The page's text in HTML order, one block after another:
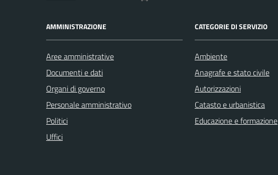
AMMINISTRAZIONE
Aree amministrative
Documenti e dati
Organi di governo
Personale amministrativo
Politici
Uffici
CATEGORIE DI SERVIZIO
Ambiente
Anagrafe e stato civile
Autorizzazioni
Catasto e urbanistica
Educazione e formazione